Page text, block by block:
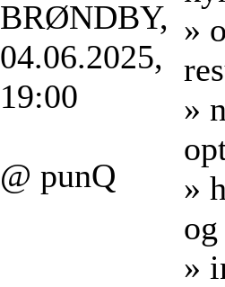
BRØNDBY,
04.06.2025,
19:00
@ punQ
»
»
»
»